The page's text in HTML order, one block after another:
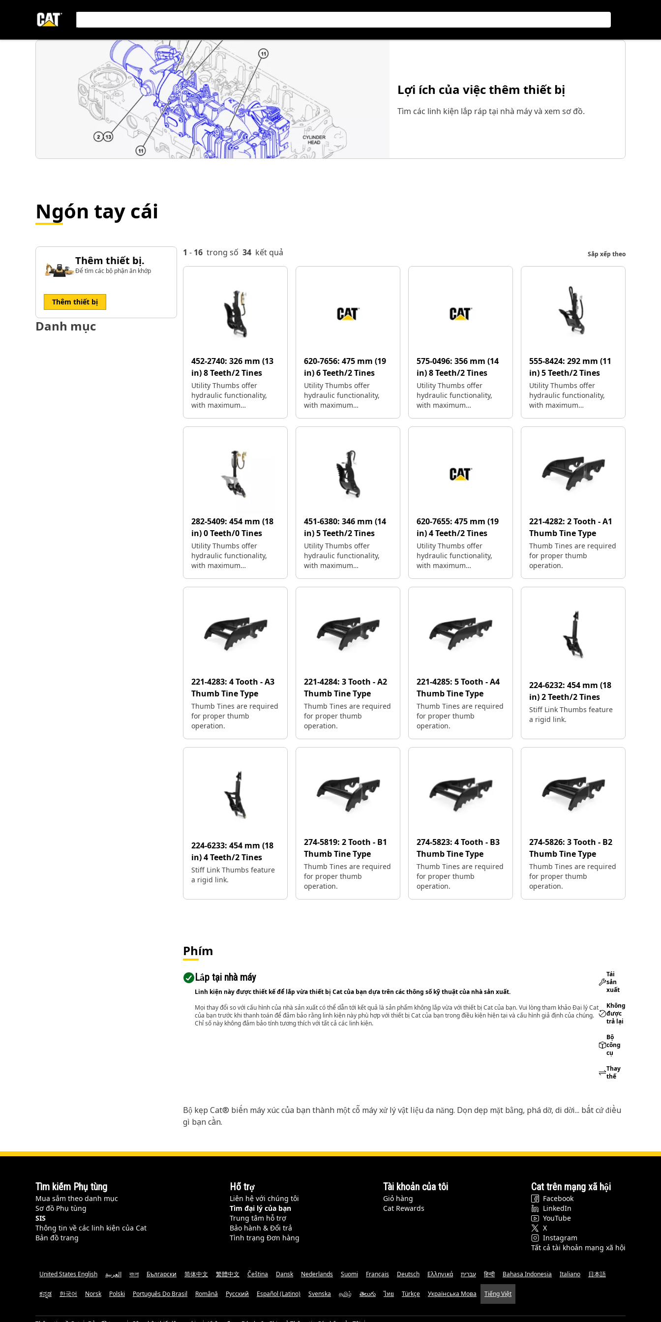
Lợi ích của việc thêm thiết bị
Tìm các linh kiện lắp ráp tại nhà máy và xem sơ đồ.
Ngón tay cái
Thêm thiết bị.
Để tìm các bộ phận ăn khớp
Thêm thiết bị
Danh mục
1 - 16 trong số 34 kết quả Sắp xếp theo
452-2740: 326 mm (13
in) 8 Teeth/2 Tines
Utility Thumbs offer
hydraulic functionality,
with maximum
620-7656: 475 mm (19
in) 6 Teeth/2 Tines
Utility Thumbs offer
hydraulic functionality,
with maximum
575-0496: 356 mm (14
in) 8 Teeth/2 Tines
Utility Thumbs offer
hydraulic functionality,
with maximum
555-8424: 292 mm (11
in) 5 Teeth/2 Tines
Utility Thumbs offer
hydraulic functionality,
with maximum
282-5409: 454 mm (18
in) 0 Teeth/0 Tines
Utility Thumbs offer
hydraulic functionality,
with maximum
451-6380: 346 mm (14
in) 5 Teeth/2 Tines
Utility Thumbs offer
hydraulic functionality,
with maximum
620-7655: 475 mm (19
in) 4 Teeth/2 Tines
Utility Thumbs offer
hydraulic functionality,
with maximum
221-4282: 2 Tooth - A1
Thumb Tine Type
Thumb Tines are required
for proper thumb
operation.
221-4283: 4 Tooth - A3
Thumb Tine Type
Thumb Tines are required
for proper thumb
operation.
221-4284: 3 Tooth - A2
Thumb Tine Type
Thumb Tines are required
for proper thumb
operation.
221-4285: 5 Tooth - A4
Thumb Tine Type
Thumb Tines are required
for proper thumb
operation.
224-6232: 454 mm (18
in) 2 Teeth/2 Tines
Stiff Link Thumbs feature
a rigid link.
224-6233: 454 mm (18
in) 4 Teeth/2 Tines
Stiff Link Thumbs feature
a rigid link.
274-5819: 2 Tooth - B1
Thumb Tine Type
Thumb Tines are required
for proper thumb
operation.
274-5823: 4 Tooth - B3
Thumb Tine Type
Thumb Tines are required
for proper thumb
operation.
274-5826: 3 Tooth - B2
Thumb Tine Type
Thumb Tines are required
for proper thumb
operation.
Phím
Lắp tại nhà máy
Linh kiện này được thiết kế để lắp vừa thiết bị Cat của bạn dựa trên các thông số kỹ thuật của nhà sản xuất.
Mọi thay đổi so với cấu hình của nhà sản xuất có thể dẫn tới kết quả là sản phẩm không lắp vừa với thiết bị Cat của bạn. Vui lòng tham khảo Đại lý Cat
của bạn trước khi thanh toán để đảm bảo rằng linh kiện này phù hợp với thiết bị Cat của bạn trong điều kiện hiện tại và cấu hình giả định của chúng.
Chỉ số này không đảm bảo tính tương thích với tất cả các linh kiện.
Tái
sản
xuất
Không
được
trả lại
Bộ
công
cụ
Thay
thế
Bộ kẹp Cat® biến máy xúc của bạn thành một cỗ máy xử lý vật liệu đa năng. Dọn dẹp mặt bằng, phá dỡ, di dời... bất cứ điều
gì bạn cần.
Tìm kiếm Phụ tùng
Mua sắm theo danh mục
Sơ đồ Phụ tùng
SIS
Thông tin về các linh kiện của Cat
Bản đồ trang
Hỗ trợ
Liên hệ với chúng tôi
Tìm đại lý của bạn
Trung tâm hỗ trợ
Bảo hành & Đổi trả
Tình trạng Đơn hàng
Tài khoản của tôi
Giỏ hàng
Cat Rewards
Cat trên mạng xã hội
Facebook
LinkedIn
YouTube
X
Instagram
Tất cả tài khoản mạng xã hội
United States English العربية বাংলা Български 简体中文 繁體中文 Čeština Dansk Nederlands Suomi Français Deutsch Ελληνικά עברית हिन्दी Bahasa Indonesia Italiano 日本語
ಕನ್ನಡ 한국어 Norsk Polski Português Do Brasil Română Русский Español (Latino) Svenska தமிழ் తెలుగు ไทย Türkçe Українська Мова Tiếng Việt